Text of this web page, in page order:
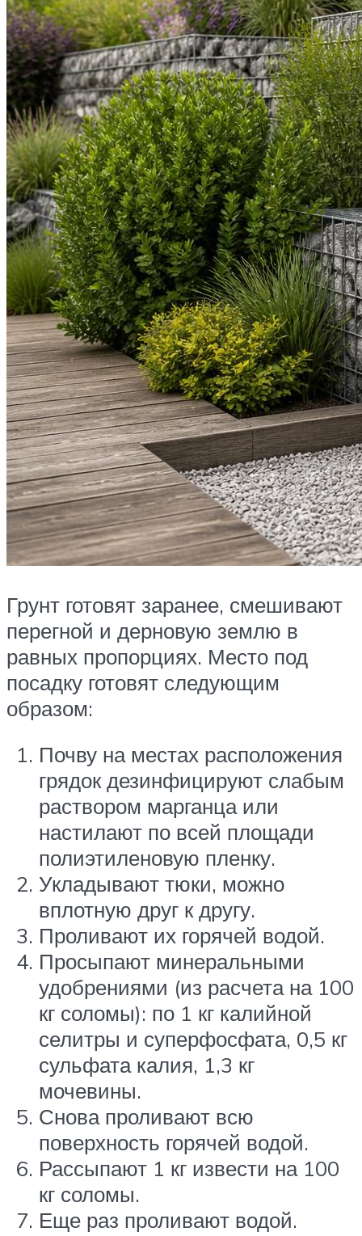
Грунт готовят заранее, смешивают
перегной и дерновую землю в
равных пропорциях. Место под
посадку готовят следующим
образом:
Почву на местах расположения
грядок дезинфицируют слабым
раствором марганца или
настилают по всей площади
полиэтиленовую пленку.
Укладывают тюки, можно
вплотную друг к другу.
Проливают их горячей водой.
Просыпают минеральными
удобрениями (из расчета на 100
кг соломы): по 1 кг калийной
селитры и суперфосфата, 0,5 кг
сульфата калия, 1,3 кг
мочевины.
Снова проливают всю
поверхность горячей водой.
Рассыпают 1 кг извести на 100
кг соломы.
Еще раз проливают водой.